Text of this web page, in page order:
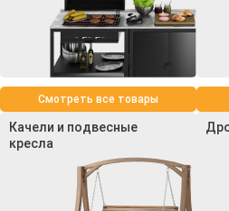
Смотреть все товары
Качели и подвесные
кресла